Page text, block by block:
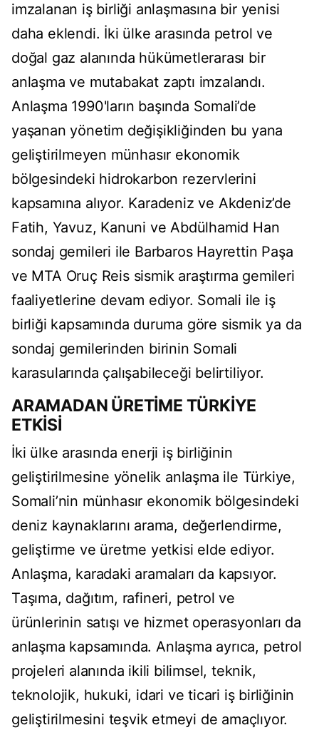
imzalanan iş birliği anlaşmasına bir yenisi
daha eklendi. İki ülke arasında petrol ve
doğal gaz alanında hükümetlerarası bir
anlaşma ve mutabakat zaptı imzalandı.
Anlaşma 1990'ların başında Somali’de
yaşanan yönetim değişikliğinden bu yana
geliştirilmeyen münhasır ekonomik
bölgesindeki hidrokarbon rezervlerini
kapsamına alıyor. Karadeniz ve Akdeniz’de
Fatih, Yavuz, Kanuni ve Abdülhamid Han
sondaj gemileri ile Barbaros Hayrettin Paşa
ve MTA Oruç Reis sismik araştırma gemileri
faaliyetlerine devam ediyor. Somali ile iş
birliği kapsamında duruma göre sismik ya da
sondaj gemilerinden birinin Somali
karasularında çalışabileceği belirtiliyor.
ARAMADAN ÜRETİME TÜRKİYE
ETKİSİ
İki ülke arasında enerji iş birliğinin
geliştirilmesine yönelik anlaşma ile Türkiye,
Somali’nin münhasır ekonomik bölgesindeki
deniz kaynaklarını arama, değerlendirme,
geliştirme ve üretme yetkisi elde ediyor.
Anlaşma, karadaki aramaları da kapsıyor.
Taşıma, dağıtım, rafineri, petrol ve
ürünlerinin satışı ve hizmet operasyonları da
anlaşma kapsamında. Anlaşma ayrıca, petrol
projeleri alanında ikili bilimsel, teknik,
teknolojik, hukuki, idari ve ticari iş birliğinin
geliştirilmesini teşvik etmeyi de amaçlıyor.